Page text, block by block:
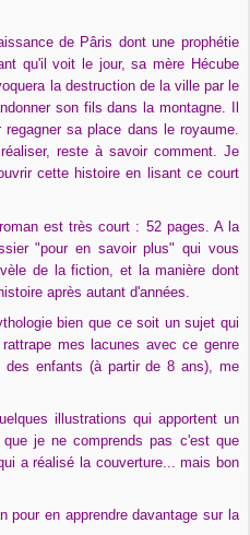
de Pâris dont une prophétie
qu'il voit le jour, sa mère Hécube
la destruction de la ville par le
son fils dans la montagne. Il
sa place dans le royaume.
reste à savoir comment. Je
cette histoire en lisant ce court
est très court : 52 pages. A la
"pour en savoir plus" qui vous
de la fiction, et la manière dont
après autant d'années.
bien que ce soit un sujet qui
mes lacunes avec ce genre
des enfants (à partir de 8 ans), me
illustrations qui apportent un
je ne comprends pas c'est que
a réalisé la couverture... mais bon
pour en apprendre davantage sur la